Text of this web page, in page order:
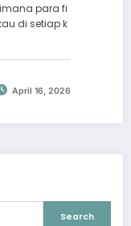
para fi
di setiap k
April 16, 2026
Search